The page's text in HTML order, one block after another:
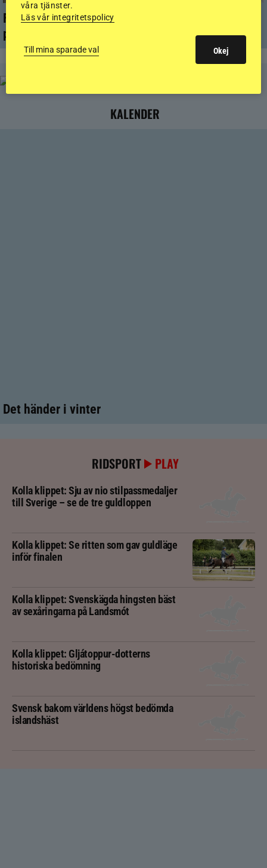
Färre hältor vid lösdrift – men kan ge nya
problem
KALENDER
Det händer i vinter
RIDSPORT PLAY
Kolla klippet: Sju av nio stilpassmedaljer
till Sverige – se de tre guldloppen
Kolla klippet: Se ritten som gav guldläge
inför finalen
Kolla klippet: Svenskägda hingsten bäst
av sexåringarna på Landsmót
Kolla klippet: Gljátoppur-dotterns
historiska bedömning
Svensk bakom världens högst bedömda
islandshäst
våra tjänster.
Läs vår integritetspolicy
Till mina sparade val Okej